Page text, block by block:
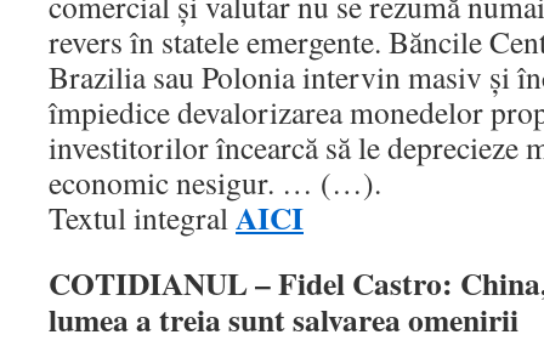
revers în statele emergente. Băncile
Brazilia sau Polonia intervin masiv și
împiedice devalorizarea monedelor
investitorilor încearcă să le deprecieze
economic nesigur. … (…).
Textul integralAICI
COTIDIANUL – Fidel Castro:
lumea a treia sunt salvarea omenirii